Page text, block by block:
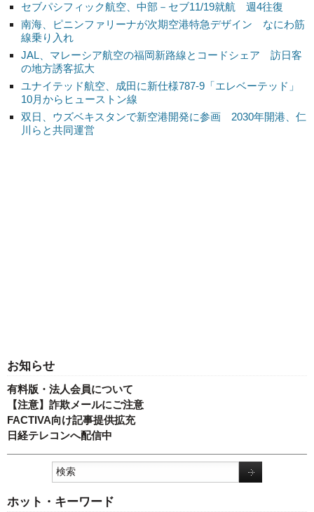
セブパシフィック航空、中部－セブ11/19就航 週4往復
南海、ピニンファリーナが次期空港特急デザイン なにわ筋
線乗り入れ
JAL、マレーシア航空の福岡新路線とコードシェア 訪日客
の地方誘客拡大
ユナイテッド航空、成田に新仕様787-9「エレベーテッド」
10月からヒューストン線
双日、ウズベキスタンで新空港開発に参画 2030年開港、仁
川らと共同運営
お知らせ
有料版・法人会員について
【注意】詐欺メールにご注意
FACTIVA向け記事提供拡充
日経テレコンへ配信中
ホット・キーワード